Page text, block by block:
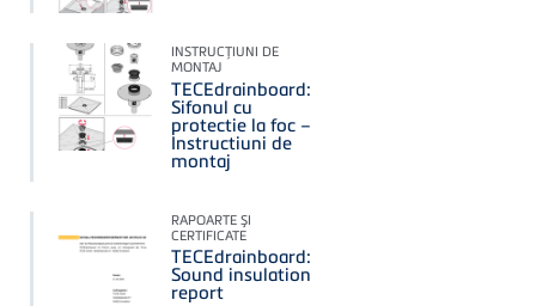
INSTRUCŢIUNI DE
MONTAJ
TECEdrainboard:
Sifonul cu
protectie la foc –
Instructiuni de
montaj
RAPOARTE ŞI
CERTIFICATE
TECEdrainboard:
Sound insulation
report